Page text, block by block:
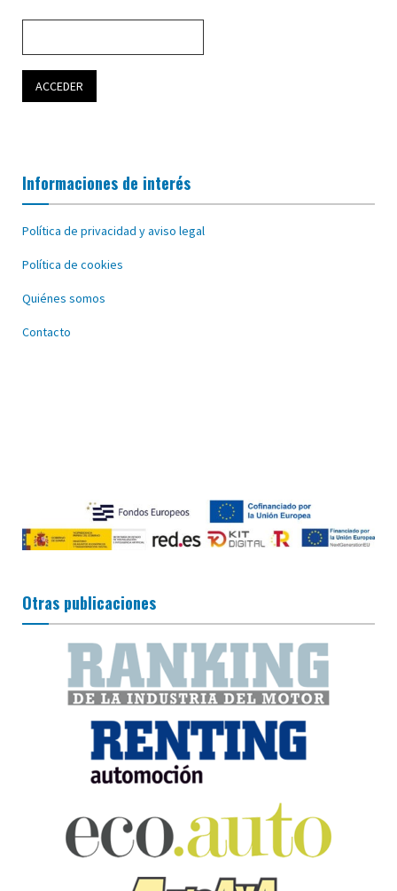
Informaciones de interés
Política de privacidad y aviso legal
Política de cookies
Quiénes somos
Contacto
Otras publicaciones